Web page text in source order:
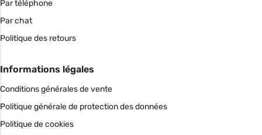
Par téléphone
Par chat
Politique des retours
Informations légales
Conditions générales de vente
Politique générale de protection des données
Politique de cookies